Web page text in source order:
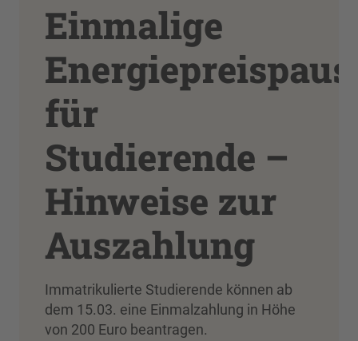
Einmalige
für
Studierende –
Hinweise zur
Auszahlung
Immatrikulierte Studierende können ab
dem 15.03. eine Einmalzahlung in Höhe
von 200 Euro beantragen.